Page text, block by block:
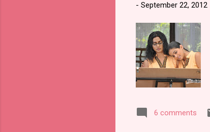
- September 22, 2012
6 comments